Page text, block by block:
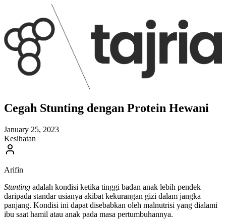
Cegah Stunting dengan Protein Hewani
January 25, 2023
Kesihatan
Arifin
Stunting adalah kondisi ketika tinggi badan anak lebih pendek
daripada standar usianya akibat kekurangan gizi dalam jangka
panjang. Kondisi ini dapat disebabkan oleh malnutrisi yang dialami
ibu saat hamil atau anak pada masa pertumbuhannya.